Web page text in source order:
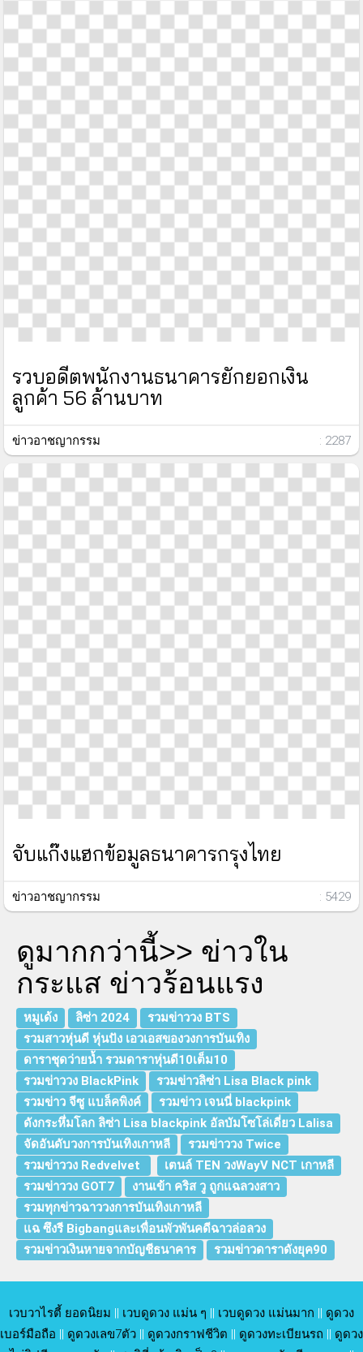
รวบอดีตพนักงานธนาคารยักยอกเงิน
ลูกค้า 56 ล้านบาท
ข่าวอาชญากรรม : 2287
จับแก๊งแฮกข้อมูลธนาคารกรุงไทย
ข่าวอาชญากรรม : 5429
ดูมากกว่านี้>> ข่าวใน
กระแส ข่าวร้อนแรง
หมูเด้ง ลิซ่า 2024
รวมข่าววง BTS
รวมสาวหุ่นดี หุ่นปัง เอวเอสของวงการบันเทิง
ดาราชุดว่ายน้ำ รวมดาราหุ่นดี10เต็ม10
รวมข่าววง BlackPink
รวมข่าวลิซ่า Lisa Black pink
รวมข่าว จีซู แบล็คพิงค์
รวมข่าว เจนนี่ blackpink
ดังกระหึ่มโลก ลิซ่า Lisa blackpink อัลบัมโซโล่เดี่ยว Lalisa
จัดอันดับวงการบันเทิงเกาหลี
รวมข่าววง Twice
รวมข่าววง Redvelvet
เตนล์ TEN วงWayV NCT เกาหลี
รวมข่าววง GOT7
งานเข้า คริส วู ถูกแฉลวงสาว
รวมทุกข่าวฉาววงการบันเทิงเกาหลี
แฉ ซึงรี Bigbangและเพื่อนพัวพันคดีฉาวล่อลวง
รวมข่าวเงินหายจากบัญชีธนาคาร
รวมข่าวดาราดังยุค90
เวบวาไรตี้ ยอดนิยม || เวบดูดวง แม่น ๆ || เวบดูดวง แม่นมาก || ดูดวง
เบอร์มือถือ || ดูดวงเลข7ตัว || ดูดวงกราฟชีวิต || ดูดวงทะเบียนรถ || ดูดวง